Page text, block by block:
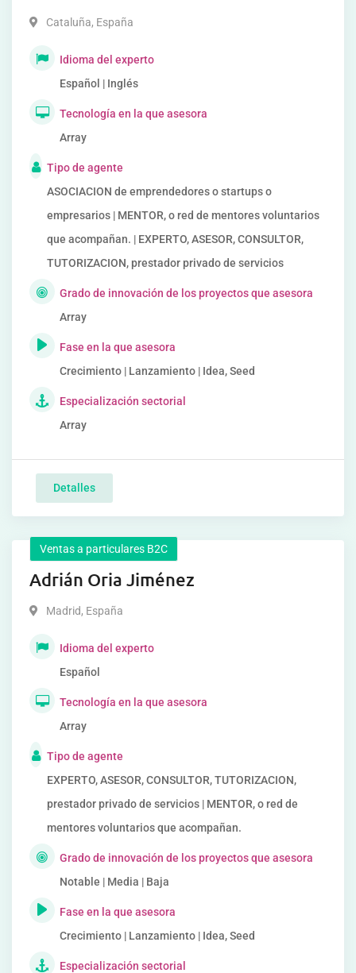
Cataluña, España
Idioma del experto
Español | Inglés
Tecnología en la que asesora
Array
Tipo de agente
ASOCIACION de emprendedores o startups o
empresarios | MENTOR, o red de mentores voluntarios
que acompañan. | EXPERTO, ASESOR, CONSULTOR,
TUTORIZACION, prestador privado de servicios
Grado de innovación de los proyectos que asesora
Array
Fase en la que asesora
Crecimiento | Lanzamiento | Idea, Seed
Especialización sectorial
Array
Detalles
Ventas a particulares B2C
Adrián Oria Jiménez
Madrid, España
Idioma del experto
Español
Tecnología en la que asesora
Array
Tipo de agente
EXPERTO, ASESOR, CONSULTOR, TUTORIZACION,
prestador privado de servicios | MENTOR, o red de
mentores voluntarios que acompañan.
Grado de innovación de los proyectos que asesora
Notable | Media | Baja
Fase en la que asesora
Crecimiento | Lanzamiento | Idea, Seed
Especialización sectorial